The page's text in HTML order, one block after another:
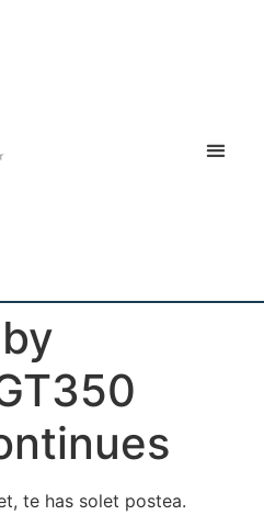
te has solet postea.